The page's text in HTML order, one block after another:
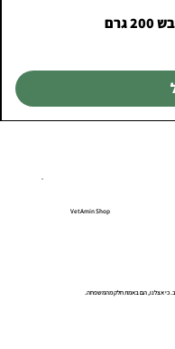
VetAmin Shop
כי אצלנו, הם באמת חלק מהמשפחה.